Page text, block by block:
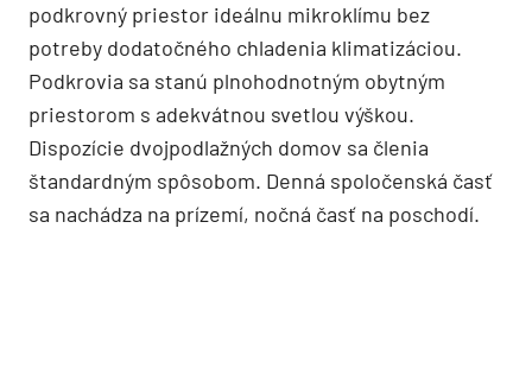
podkrovný priestor ideálnu mikroklímu bez
potreby dodatočného chladenia klimatizáciou.
Podkrovia sa stanú plnohodnotným obytným
priestorom s adekvátnou svetlou výškou.
Dispozície dvojpodlažných domov sa členia
štandardným spôsobom. Denná spoločenská časť
sa nachádza na prízemí, nočná časť na poschodí.